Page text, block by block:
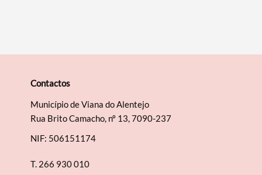
Contactos
Município de Viana do Alentejo
Rua Brito Camacho, nº 13, 7090-237
NIF: 506151174
T. 266 930 010